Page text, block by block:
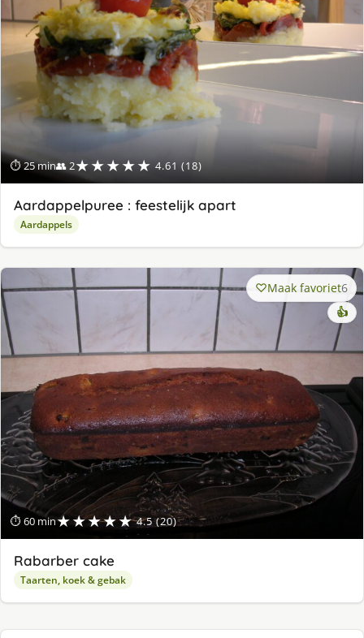
⏱ 25 min👥 2★★★★★ 4.61 (18)
Aardappelpuree : feestelijk apart
Aardappels
⏱ 60 min★★★★★ 4.5 (20)
Maak favoriet6
👍
Rabarber cake
Taarten, koek & gebak